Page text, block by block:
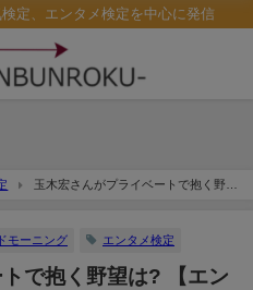
定、エンタメ検定を中心に発信
玉木宏さんがプライベートで抱く野望
モーニング エンタメ検定
で抱く野望は? 【エン